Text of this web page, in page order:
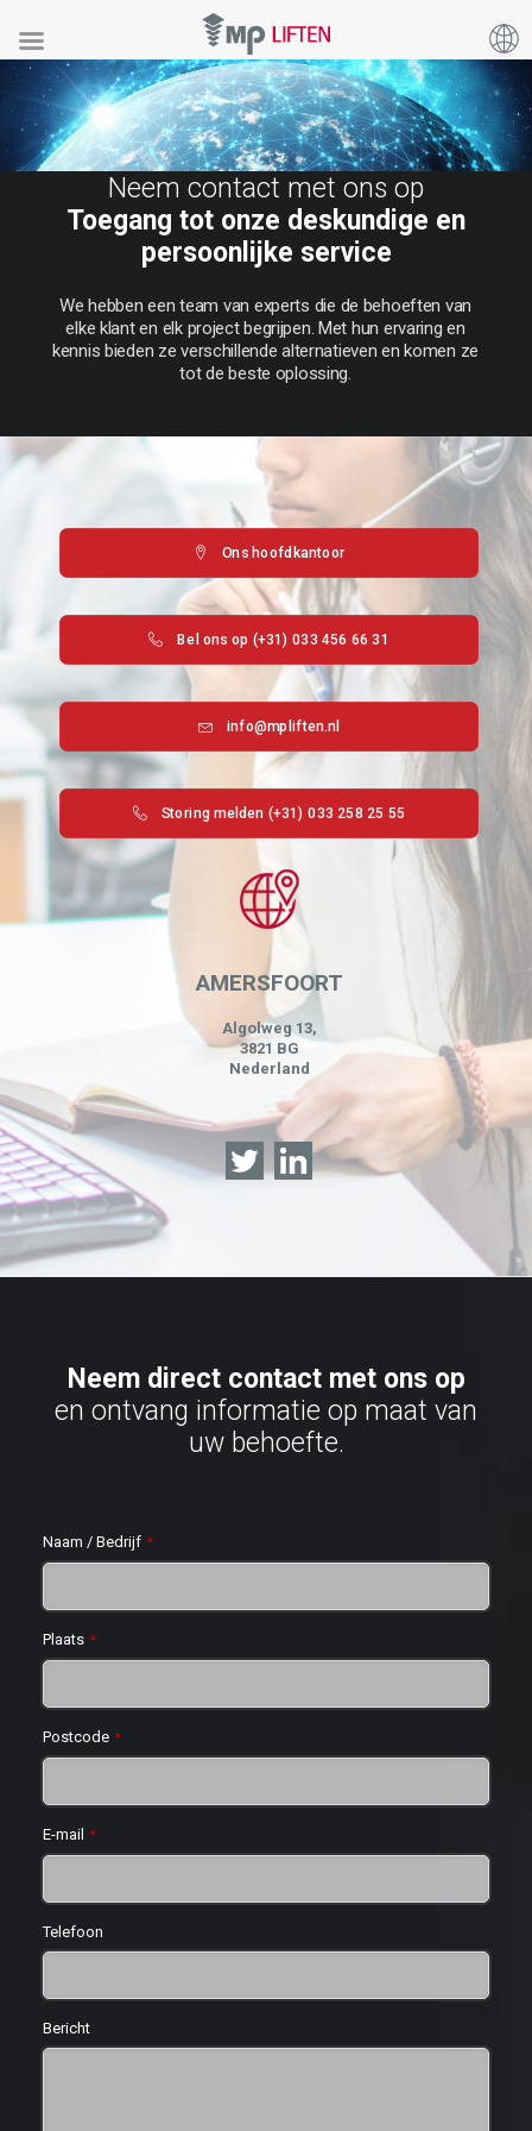
Neem contact met ons op
Toegang tot onze deskundige en
persoonlijke service
We hebben een team van experts die de behoeften van
elke klant en elk project begrijpen. Met hun ervaring en
kennis bieden ze verschillende alternatieven en komen ze
tot de beste oplossing.
Ons hoofdkantoor
Bel ons op (+31) 033 456 66 31
info@mpliften.nl
Storing melden (+31) 033 258 25 55
AMERSFOORT
Algolweg 13,
3821 BG
Nederland
Neem direct contact met ons op
en ontvang informatie op maat van
uw behoefte.
Naam / Bedrijf *
Plaats *
Postcode *
E-mail *
Telefoon
Bericht